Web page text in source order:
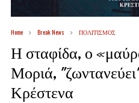
Home Break News ΠΟΛΙΤΙΣΜΟΣ
Η σταφίδα, ο
Μοριά,
Κρέστενα